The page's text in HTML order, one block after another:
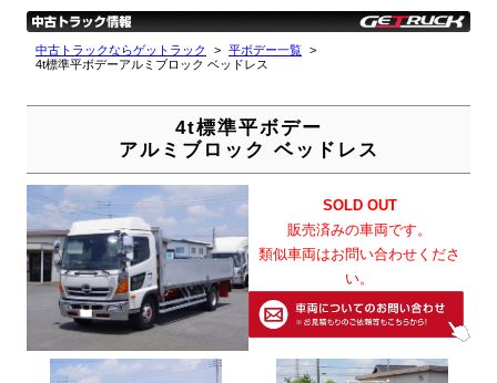
中古トラックならゲットラック
平ボデー一覧
4t標準平ボデーアルミブロック ベッドレス
4t標準平ボデー
アルミブロック ベッドレス
SOLD OUT
販売済みの車両です。
類似車両はお問い合わせくださ
い。